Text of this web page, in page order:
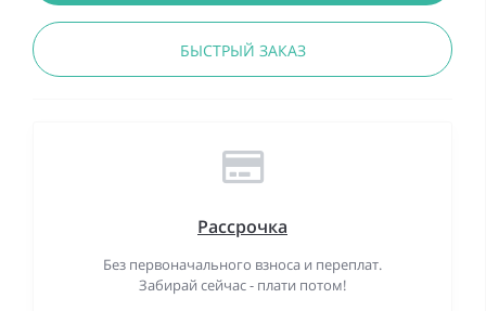
БЫСТРЫЙ ЗАКАЗ
Рассрочка
Без первоначального взноса и переплат.
Забирай сейчас - плати потом!